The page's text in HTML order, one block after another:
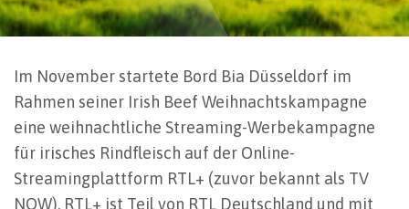
Im November startete Bord Bia Düsseldorf im
Rahmen seiner Irish Beef Weihnachtskampagne
eine weihnachtliche Streaming-Werbekampagne
für irisches Rindfleisch auf der Online-
Streamingplattform RTL+ (zuvor bekannt als TV
NOW). RTL+ ist Teil von RTL Deutschland und mit